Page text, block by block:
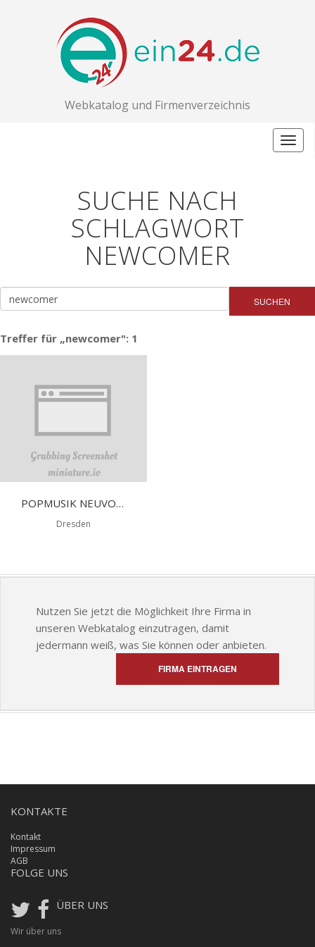
Webkatalog und Firmenverzeichnis
SUCHE NACH
SCHLAGWORT
NEWCOMER
SUCHEN
Treffer für „newcomer": 1
POPMUSIK NEUVORSTELLUNGEN 2022
Dresden
Nutzen Sie jetzt die Möglichkeit Ihre Firma in
unseren Webkatalog einzutragen, damit
jedermann weiß, was Sie können oder anbieten.
FIRMA EINTRAGEN
KONTAKTE
Kontakt
Impressum
AGB
FOLGE UNS
ÜBER UNS
Wir über uns